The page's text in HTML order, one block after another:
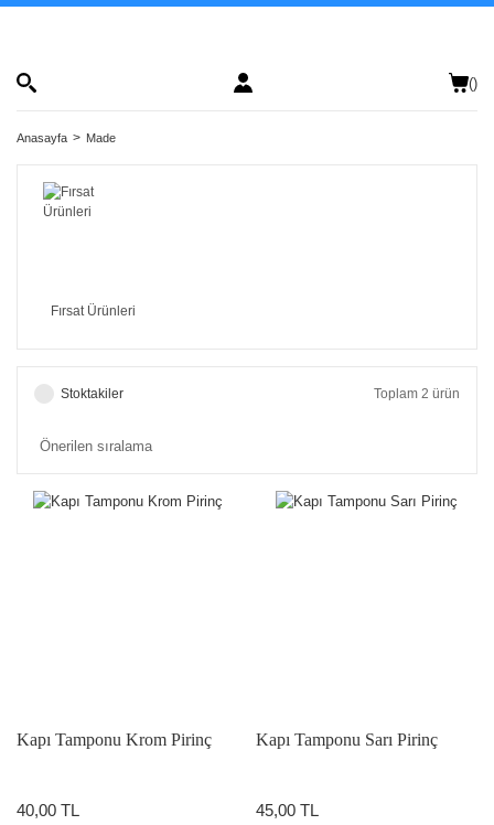
()
Anasayfa Made
Fırsat Ürünleri
Stoktakiler Toplam 2 ürün
Kapı Tamponu Krom Pirinç
40,00 TL
Kapı Tamponu Sarı Pirinç
45,00 TL